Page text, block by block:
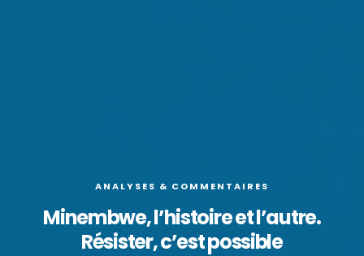
ANALYSES & COMMENTAIRES
Minembwe, l’histoire et l’autre.
Résister, c’est possible